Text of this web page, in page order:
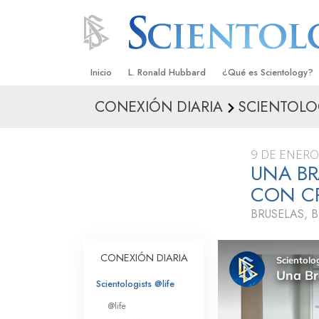
Inicio L. Ronald Hubbard ¿Qué es Scientology?
Creencias y Prácticas
Qué dicen los
Scientology
Conoce a un
Los Principios Básicos
Una Introducción a
CONEXIÓN DIARIA
9 DE
UNA
CON
BRUSELAS,
CONEXIÓN DIARIA
Scientologists @life
@life